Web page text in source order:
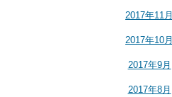
2017年11月
2017年10月
2017年9月
2017年8月